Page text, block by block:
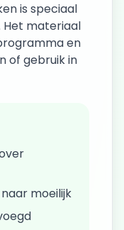
is speciaal
Het materiaal
en
of gebruik in
moeilijk